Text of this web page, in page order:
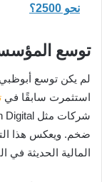
نحو 2500؟
توسع
لم يكن توسع
استثمرت سابقًا في
ضخم. ويعكس هذا
المالية الحديثة في